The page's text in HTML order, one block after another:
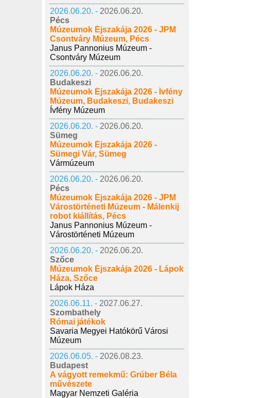
2026.06.20. - 2026.06.20.
Pécs
Múzeumok Éjszakája 2026 - JPM
Csontváry Múzeum, Pécs
Janus Pannonius Múzeum -
Csontváry Múzeum
2026.06.20. - 2026.06.20.
Budakeszi
Múzeumok Éjszakája 2026 - Ívfény
Múzeum, Budakeszi, Budakeszi
Ívfény Múzeum
2026.06.20. - 2026.06.20.
Sümeg
Múzeumok Éjszakája 2026 -
Sümegi Vár, Sümeg
Vármúzeum
2026.06.20. - 2026.06.20.
Pécs
Múzeumok Éjszakája 2026 - JPM
Várostörténeti Múzeum - Málenkij
robot kiállítás, Pécs
Janus Pannonius Múzeum -
Várostörténeti Múzeum
2026.06.20. - 2026.06.20.
Szőce
Múzeumok Éjszakája 2026 - Lápok
Háza, Szőce
Lápok Háza
2026.06.11. - 2027.06.27.
Szombathely
Római játékok
Savaria Megyei Hatókörű Városi
Múzeum
2026.06.05. - 2026.08.23.
Budapest
A vágyott remekmű: Grúber Béla
művészete
Magyar Nemzeti Galéria